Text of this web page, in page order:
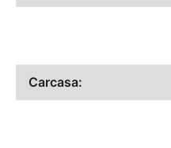
Carcasa: